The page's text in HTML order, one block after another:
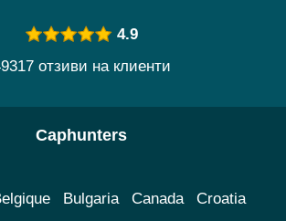
4.9
отзиви на клиенти
Caphunters
Bulgaria Canada Croatia